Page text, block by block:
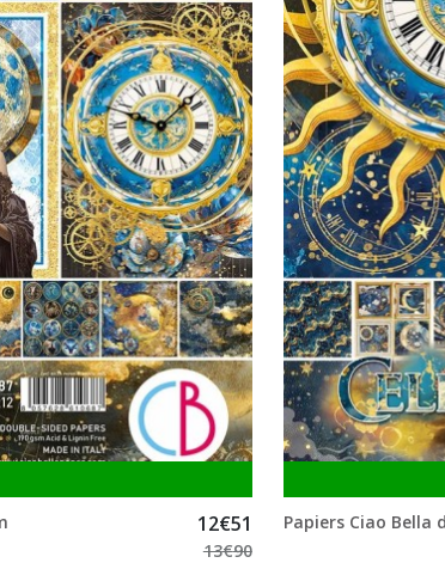
12€51
13€90
Papiers Ciao Bella